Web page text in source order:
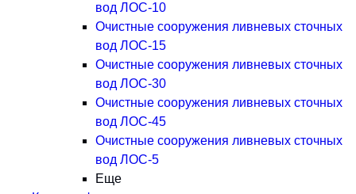
вод ЛОС-10
Очистные сооружения ливневых сточных
вод ЛОС-15
Очистные сооружения ливневых сточных
вод ЛОС-30
Очистные сооружения ливневых сточных
вод ЛОС-45
Очистные сооружения ливневых сточных
вод ЛОС-5
Еще